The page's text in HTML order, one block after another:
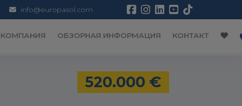
info@europasol.com
КОМПАНИЯ ОБЗОРНАЯ ИНФОРМАЦИЯ КОНТАКТ
520.000 €